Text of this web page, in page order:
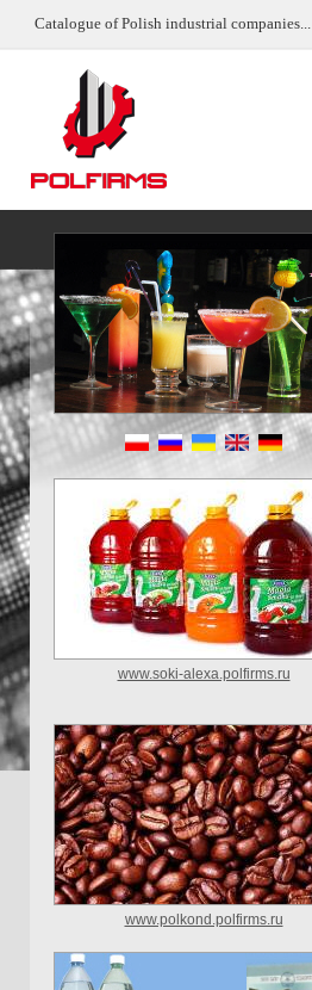
Catalogue of Polish industrial companies...
www.soki-alexa.polfirms.ru
www.polkond.polfirms.ru